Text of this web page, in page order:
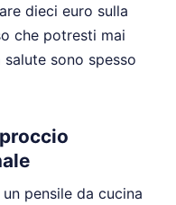
dieci euro sulla
che potresti mai
sono spesso
pensile da cucina